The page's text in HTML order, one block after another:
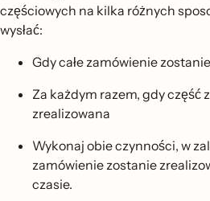
częściowych na kilka różnych
wysłać:
Gdy całe zamówienie
Za każdym razem, gdy część
zrealizowana
Wykonaj obie czynności, w
zamówienie zostanie
czasie.